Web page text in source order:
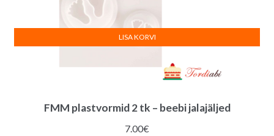
FMM plastvormid 2 tk – beebi jalajäljed
7.00€
LISA KORVI